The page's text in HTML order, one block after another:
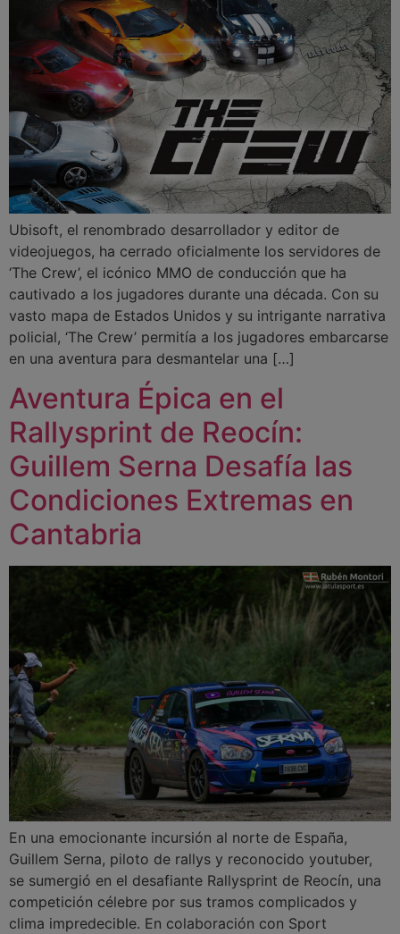
Ubisoft, el renombrado desarrollador y editor de
videojuegos, ha cerrado oficialmente los servidores de
‘The Crew’, el icónico MMO de conducción que ha
cautivado a los jugadores durante una década. Con su
vasto mapa de Estados Unidos y su intrigante narrativa
policial, ‘The Crew’ permitía a los jugadores embarcarse
en una aventura para desmantelar una […]
Aventura Épica en el
Rallysprint de Reocín:
Guillem Serna Desafía las
Condiciones Extremas en
Cantabria
En una emocionante incursión al norte de España,
Guillem Serna, piloto de rallys y reconocido youtuber,
se sumergió en el desafiante Rallysprint de Reocín, una
competición célebre por sus tramos complicados y
clima impredecible. En colaboración con Sport